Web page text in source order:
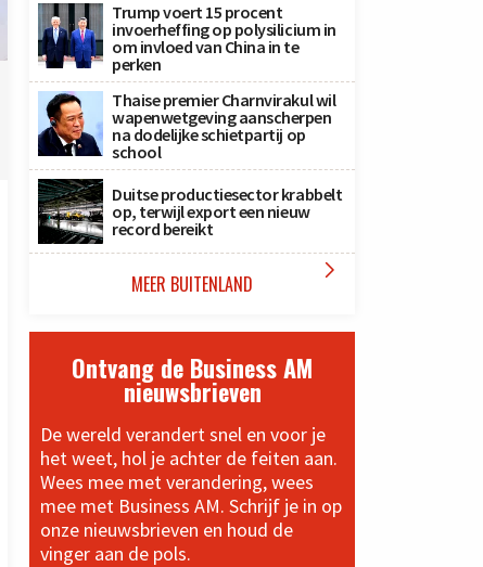
Trump voert 15 procent
invoerheffing op polysilicium in
om invloed van China in te
perken
Thaise premier Charnvirakul wil
wapenwetgeving aanscherpen
na dodelijke schietpartij op
school
Duitse productiesector krabbelt
op, terwijl export een nieuw
record bereikt
MEER BUITENLAND 
Ontvang de Business AM
nieuwsbrieven
De wereld verandert snel en voor je
het weet, hol je achter de feiten aan.
Wees mee met verandering, wees
mee met Business AM. Schrijf je in op
onze nieuwsbrieven en houd de
vinger aan de pols.